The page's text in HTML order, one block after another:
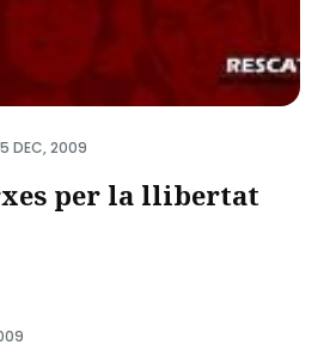
DEC, 2009
per la llibertat